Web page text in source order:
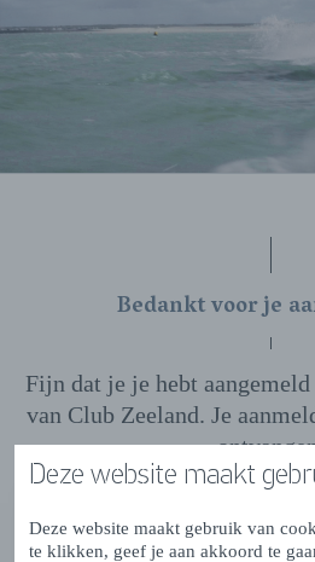
Deze website maakt
Deze website maakt gebruik van
te klikken, geef je aan akkoord te
Bedankt voor je
Fijn dat je je hebt
van Club Zeeland. Je